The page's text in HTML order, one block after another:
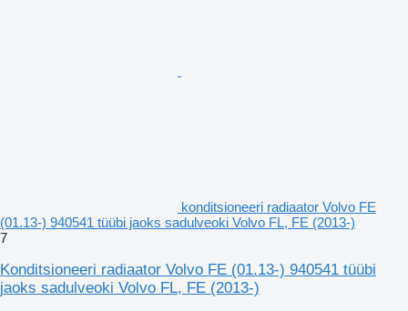
konditsioneeri radiaator Volvo FE
(01.13-) 940541 tüübi jaoks sadulveoki Volvo FL, FE (2013-)
7
Konditsioneeri radiaator Volvo FE (01.13-) 940541 tüübi
jaoks sadulveoki Volvo FL, FE (2013-)